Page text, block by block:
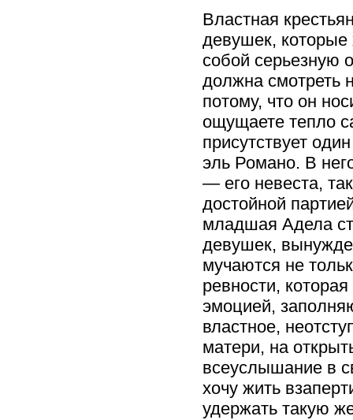
Властная
девушек, которые
собой серьезную
должна смотреть
потому, что он
ощущаете тепло
присутствует
эль Романо. В
— его невеста,
достойной
младшая Адела
девушек,
мучаются не
ревности,
эмоцией,
властное,
матери, на
всеуслышание в
хочу жить
удержать такую